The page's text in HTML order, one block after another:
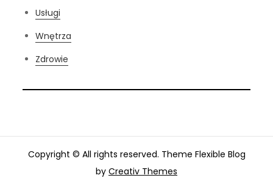
Usługi
Wnętrza
Zdrowie
Copyright © All rights reserved. Theme Flexible Blog
by Creativ Themes